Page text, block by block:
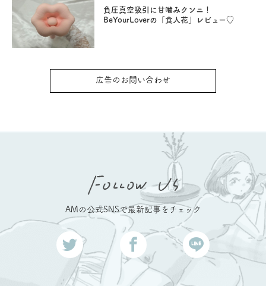
負圧真空吸引に甘噛みクンニ！
BeYourLoverの「食人花」レビュー♡
広告のお問い合わせ
AMの公式SNSで最新記事をチェック